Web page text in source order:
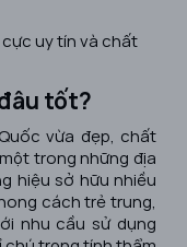
cực uy tín và chất
tốt?
vừa đẹp, chất
trong những địa
hiệu sở hữu nhiều
cách trẻ trung,
nhu cầu sử dụng